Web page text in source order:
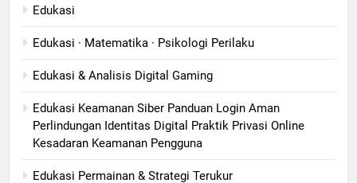
Edukasi
Edukasi · Matematika · Psikologi Perilaku
Edukasi & Analisis Digital Gaming
Edukasi Keamanan Siber Panduan Login Aman
Perlindungan Identitas Digital Praktik Privasi Online
Kesadaran Keamanan Pengguna
Edukasi Permainan & Strategi Terukur